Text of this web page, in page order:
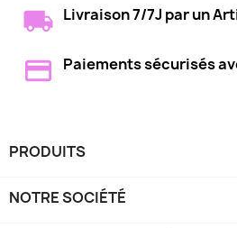
Livraison 7/7J par un
Paiements sécurisés
PRODUITS
NOTRE SOCIÉTÉ